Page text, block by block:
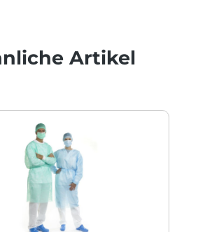
überspringen
Artikel